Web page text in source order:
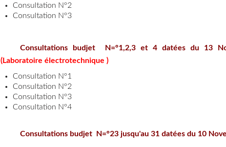
Consultation N°2
Consultation N°3
Consultations budjet N=°1,2,3 et 4 datées du 13
(Laboratoire électrotechnique )
Consultation N°1
Consultation N°2
Consultation N°3
Consultation N°4
Consultations budjet N=°23 jusqu'au 31 datées du 10